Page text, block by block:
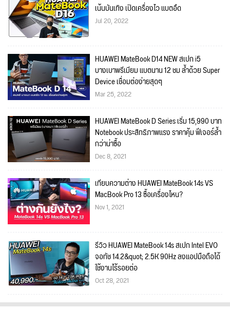
เน้นบันเทิง เปิดเครื่องไว แบตอึด
Jul 20, 2022
HUAWEI MateBook D14 NEW สเปก i5
บางเบาพรีเมียม แบตนาน 12 ชม ล้ำด้วย Super
Device เชื่อมต่อง่ายสุดๆ
Mar 25, 2022
HUAWEI MateBook D Series เริ่ม 15,990 บาท
Notebook ประสิทธิภาพแรง ราคาคุ้ม ฟีเจอร์ล้ำ
กว่าน่าซื้อ
Dec 8, 2021
เทียบความต่าง HUAWEI MateBook 14s VS
MacBook Pro 13 ซื้อเครื่องไหน?
Nov 1, 2021
รีวิว HUAWEI MateBook 14s สเปก Intel EVO
จอทัช 14.2&quot; 2.5K 90Hz ลงแอปมือถือได้
ใช้งานไร้รอยต่อ
Oct 28, 2021